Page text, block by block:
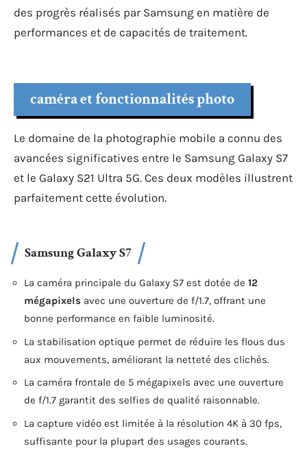
des progrès réalisés par Samsung en matière de
performances et de capacités de traitement.
caméra et fonctionnalités photo
Le domaine de la photographie mobile a connu des
avancées significatives entre le Samsung Galaxy S7
et le Galaxy S21 Ultra 5G. Ces deux modèles illustrent
parfaitement cette évolution.
Samsung Galaxy S7
La caméra principale du Galaxy S7 est dotée de 12
mégapixels avec une ouverture de f/1.7, offrant une
bonne performance en faible luminosité.
La stabilisation optique permet de réduire les flous dus
aux mouvements, améliorant la netteté des clichés.
La caméra frontale de 5 mégapixels avec une ouverture
de f/1.7 garantit des selfies de qualité raisonnable.
La capture vidéo est limitée à la résolution 4K à 30 fps,
suffisante pour la plupart des usages courants.